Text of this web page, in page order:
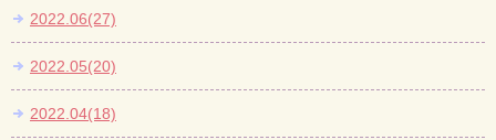
2022.06(27)
2022.05(20)
2022.04(18)